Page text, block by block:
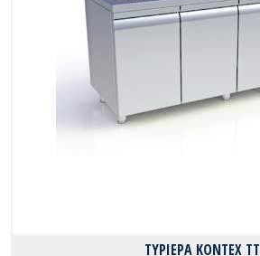
ΤΥΡΙΕΡΑ KONTEX TT